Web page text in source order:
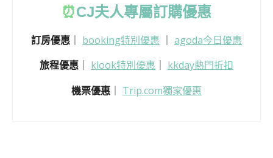
⏰CJ夫人專屬訂購優惠
訂房優惠 booking特別優惠
agoda今日優惠
旅程優惠
klook特別優惠
kkday熱門折扣
機票優惠
Trip.com獨家優惠